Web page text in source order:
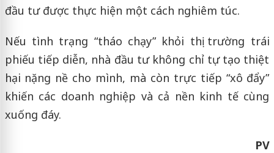
đầu tư được thực hiện một cách nghiêm túc.
Nếu tình trạng “tháo chạy” khỏi thị trường trái
phiếu tiếp diễn, nhà đầu tư không chỉ tự tạo thiệt
hại nặng nề cho mình, mà còn trực tiếp “xô đẩy”
khiến các doanh nghiệp và cả nền kinh tế cùng
xuống đáy.
PV